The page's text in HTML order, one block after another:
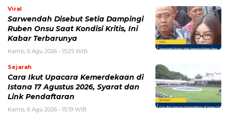
Viral
Sarwendah Disebut Setia Dampingi
Ruben Onsu Saat Kondisi Kritis, Ini
Kabar Terbarunya
Kamis, 6 Agu 2026 - 15:25 WIB
Sejarah
Cara Ikut Upacara Kemerdekaan di
Istana 17 Agustus 2026, Syarat dan
Link Pendaftaran
Kamis, 6 Agu 2026 - 15:19 WIB